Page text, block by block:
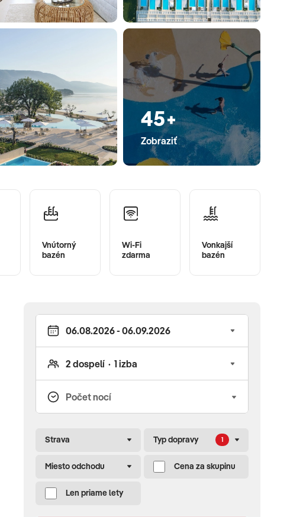
45+
Zobraziť
Vnútorný
bazén
Wi-Fi
zdarma
Vonkajší
bazén
Strava Typ dopravy 1
Miesto odchodu Cena za skupinu
Len priame lety